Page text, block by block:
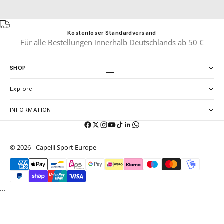
Kostenloser Standardversand
Für alle Bestellungen innerhalb Deutschlands ab 50 €
SHOP
Explore
INFORMATION
© 2026 - Capelli Sport Europe
...